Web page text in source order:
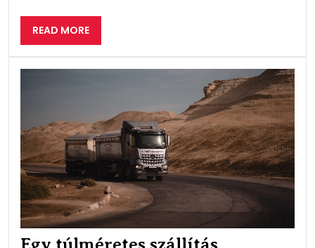
READ MOREREAD
MORE
Egy